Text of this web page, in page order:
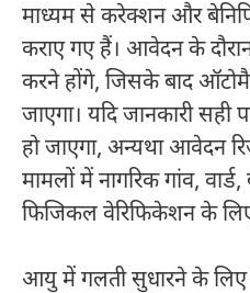
माध्यम से करेक्शन और
कराए गए हैं। आवेदन के
करने होंगे, जिसके बाद
जाएगा। यदि जानकारी सही
हो जाएगा, अन्यथा आवेदन
मामलों में नागरिक गांव,
फिजिकल वेरिफिकेशन के
आयु में गलती सुधारने के लिए